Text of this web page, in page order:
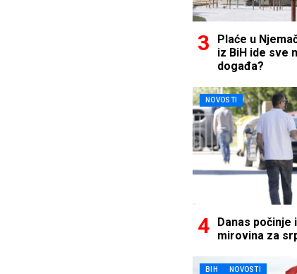
Plaće u
iz BiH ide sve
događa?
NOVOSTI
Danas počinje
mirovina za
BIH NOVOSTI